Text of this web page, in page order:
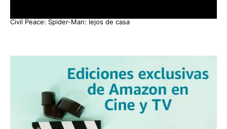
Civil Peace: Spider-Man: lejos de casa